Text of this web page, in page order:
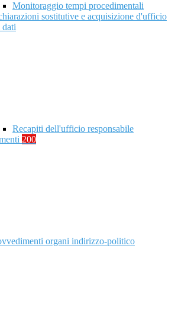
Monitoraggio tempi procedimentali
sostitutive e acquisizione d'ufficio
dati
Recapiti dell'ufficio responsabile
200
organi indirizzo-politico